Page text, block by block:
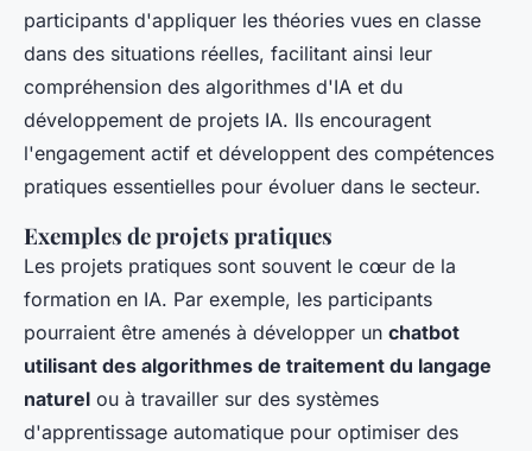
participants d'appliquer les théories vues en classe
dans des situations réelles, facilitant ainsi leur
compréhension des algorithmes d'IA et du
développement de projets IA. Ils encouragent
l'engagement actif et développent des compétences
pratiques essentielles pour évoluer dans le secteur.
Exemples de projets pratiques
Les projets pratiques sont souvent le cœur de la
formation en IA. Par exemple, les participants
pourraient être amenés à développer un chatbot
utilisant des algorithmes de traitement du langage
naturel ou à travailler sur des systèmes
d'apprentissage automatique pour optimiser des